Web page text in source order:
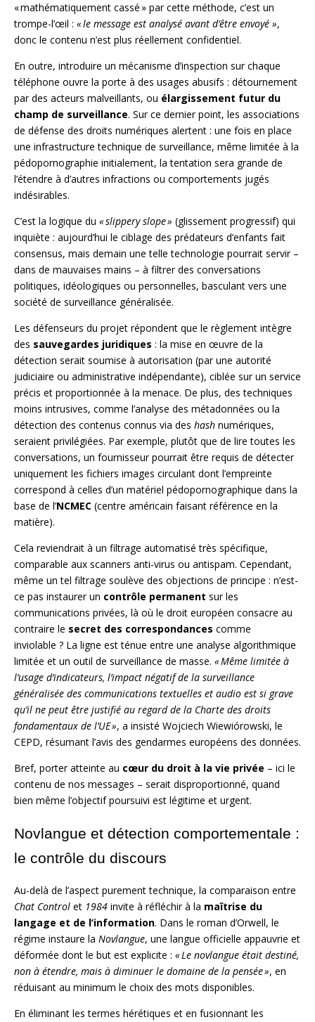
« mathématiquement cassé » par cette méthode, c’est un
trompe-l’œil : « le message est analysé avant d’être envoyé »,
donc le contenu n’est plus réellement confidentiel.
En outre, introduire un mécanisme d’inspection sur chaque
téléphone ouvre la porte à des usages abusifs : détournement
par des acteurs malveillants, ou élargissement futur du
champ de surveillance. Sur ce dernier point, les associations
de défense des droits numériques alertent : une fois en place
une infrastructure technique de surveillance, même limitée à la
pédopornographie initialement, la tentation sera grande de
l’étendre à d’autres infractions ou comportements jugés
indésirables.
C’est la logique du « slippery slope » (glissement progressif) qui
inquiète : aujourd’hui le ciblage des prédateurs d’enfants fait
consensus, mais demain une telle technologie pourrait servir –
dans de mauvaises mains – à filtrer des conversations
politiques, idéologiques ou personnelles, basculant vers une
société de surveillance généralisée.
Les défenseurs du projet répondent que le règlement intègre
des sauvegardes juridiques : la mise en œuvre de la
détection serait soumise à autorisation (par une autorité
judiciaire ou administrative indépendante), ciblée sur un service
précis et proportionnée à la menace. De plus, des techniques
moins intrusives, comme l’analyse des métadonnées ou la
détection des contenus connus via des hash numériques,
seraient privilégiées. Par exemple, plutôt que de lire toutes les
conversations, un fournisseur pourrait être requis de détecter
uniquement les fichiers images circulant dont l’empreinte
correspond à celles d’un matériel pédopornographique dans la
base de l’NCMEC (centre américain faisant référence en la
matière).
Cela reviendrait à un filtrage automatisé très spécifique,
comparable aux scanners anti-virus ou antispam. Cependant,
même un tel filtrage soulève des objections de principe : n’est-
ce pas instaurer un contrôle permanent sur les
communications privées, là où le droit européen consacre au
contraire le secret des correspondances comme
inviolable ? La ligne est ténue entre une analyse algorithmique
limitée et un outil de surveillance de masse. « Même limitée à
l’usage d’indicateurs, l’impact négatif de la surveillance
généralisée des communications textuelles et audio est si grave
qu’il ne peut être justifié au regard de la Charte des droits
fondamentaux de l’UE », a insisté Wojciech Wiewiórowski, le
CEPD, résumant l’avis des gendarmes européens des données.
Bref, porter atteinte au cœur du droit à la vie privée – ici le
contenu de nos messages – serait disproportionné, quand
bien même l’objectif poursuivi est légitime et urgent.
Novlangue et détection comportementale :
le contrôle du discours
Au-delà de l’aspect purement technique, la comparaison entre
Chat Control et 1984 invite à réfléchir à la maîtrise du
langage et de l’information. Dans le roman d’Orwell, le
régime instaure la Novlangue, une langue officielle appauvrie et
déformée dont le but est explicite : « Le novlangue était destiné,
non à étendre, mais à diminuer le domaine de la pensée », en
réduisant au minimum le choix des mots disponibles.
En éliminant les termes hérétiques et en fusionnant les